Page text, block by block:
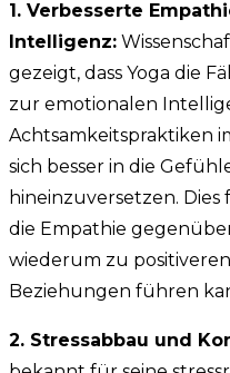
1. Verbesserte
Intelligenz:
gezeigt, dass Yoga die
zur emotionalen
Achtsamkeitspraktiken
sich besser in die
hineinzuversetzen.
die Empathie
wiederum zu
Beziehungen führen
2. Stressabbau und